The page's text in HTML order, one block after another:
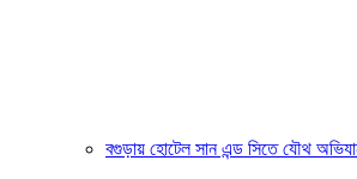
বগুড়ায় হোটেল সান এন্ড সিতে যৌথ